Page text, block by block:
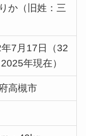
か（旧姓：三
7月17日（32
年現在）
高槻市